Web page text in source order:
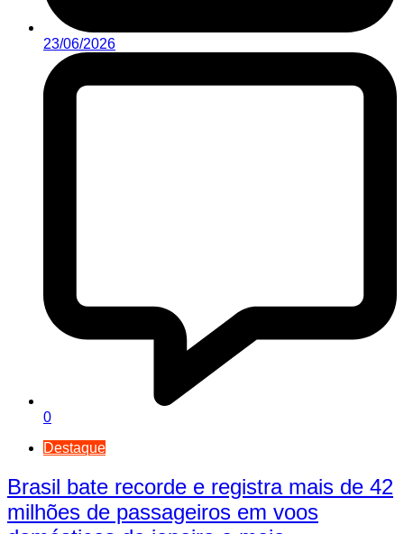
23/06/2026
0
Destaque
Brasil bate recorde e registra mais de 42
milhões de passageiros em voos